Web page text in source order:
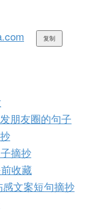
复制
朋友圈的句子
摘抄
收藏
文案短句摘抄